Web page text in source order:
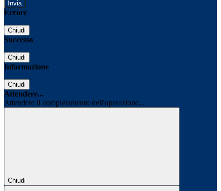
Errore
Chiudi
Successo
Chiudi
Informazione
Chiudi
Attendere...
Attendere il completamento dell'operazione...
Chiudi